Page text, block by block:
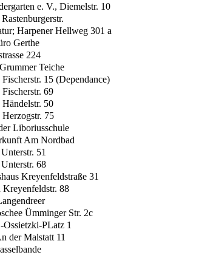
e. V., Diemelstr. 10
Harpener Hellweg 301 a
Gerthe
224
Teiche
15 (Dependance)
69
50
75
Liboriusschule
Am Nordbad
51
68
Kreyenfeldstraße 31
88
Ümminger Str. 2c
PLatz 1
der Malstatt 11